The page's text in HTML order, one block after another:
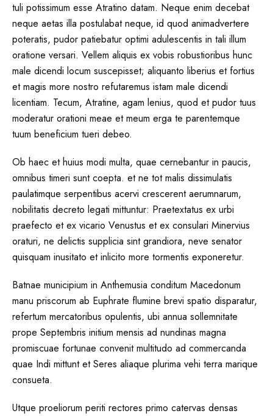
tuli potissimum esse Atratino datam. Neque enim decebat
neque aetas illa postulabat neque, id quod animadvertere
poteratis, pudor patiebatur optimi adulescentis in tali illum
oratione versari. Vellem aliquis ex vobis robustioribus hunc
male dicendi locum suscepisset; aliquanto liberius et fortius
et magis more nostro refutaremus istam male dicendi
licentiam. Tecum, Atratine, agam lenius, quod et pudor tuus
moderatur orationi meae et meum erga te parentemque
tuum beneficium tueri debeo.
Ob haec et huius modi multa, quae cernebantur in paucis,
omnibus timeri sunt coepta. et ne tot malis dissimulatis
paulatimque serpentibus acervi crescerent aerumnarum,
nobilitatis decreto legati mittuntur: Praetextatus ex urbi
praefecto et ex vicario Venustus et ex consulari Minervius
oraturi, ne delictis supplicia sint grandiora, neve senator
quisquam inusitato et inlicito more tormentis exponeretur.
Batnae municipium in Anthemusia conditum Macedonum
manu priscorum ab Euphrate flumine brevi spatio disparatur,
refertum mercatoribus opulentis, ubi annua sollemnitate
prope Septembris initium mensis ad nundinas magna
promiscuae fortunae convenit multitudo ad commercanda
quae Indi mittunt et Seres aliaque plurima vehi terra marique
consueta.
Utque proeliorum periti rectores primo catervas densas